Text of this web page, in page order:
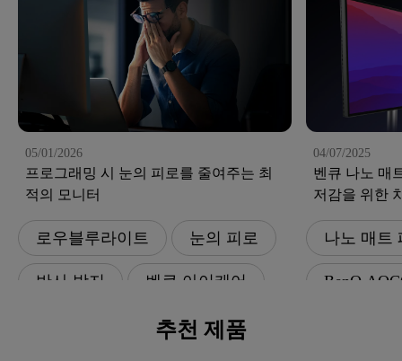
05/01/2026
프로그래밍 시 눈의 피로를 줄여주는 최
적의 모니터
로우블루라이트 눈의 피로
반사 방지 벤큐 아이케어
04/07/2025
벤큐 나노 매
저감을 위한
나노 매트
BenQ
추천 제품